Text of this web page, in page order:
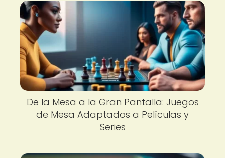
De la Mesa a la Gran Pantalla: Juegos
de Mesa Adaptados a Películas y
Series